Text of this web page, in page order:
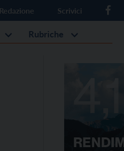
Redazione Scrivici
Rubriche